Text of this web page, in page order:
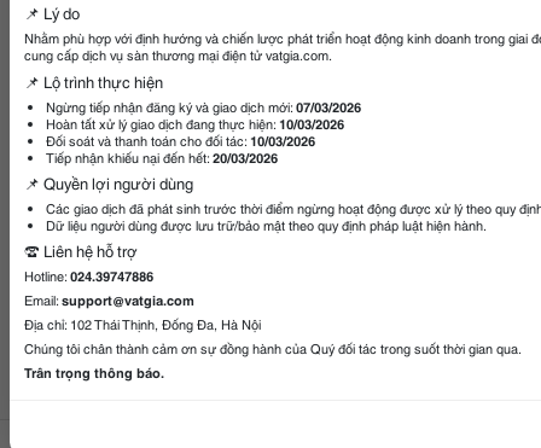
📌 Lý do
Nhằm phù hợp với định hướng và chiến lược phát triển hoạt động kinh doanh trong giai
cung cấp dịch vụ sàn thương mại điện tử vatgia.com.
📌 Lộ trình thực hiện
Ngừng tiếp nhận đăng ký và giao dịch mới:07/03/2026
Hoàn tất xử lý giao dịch đang thực hiện: 10/03/2026
Đối soát và thanh toán cho đối tác: 10/03/2026
Tiếp nhận khiếu nại đến hết:20/03/2026
📌 Quyền lợi người dùng
Các giao dịch đã phát sinh trước thời điểm ngừng hoạt động được xử lý theo quy
Dữ liệu người dùng được lưu trữ/bảo mật theo quy định pháp luật hiện hành.
☎️ Liên hệ hỗ trợ
Hotline:024.39747886
Email:support@vatgia.com
Địa chỉ: 102 Thái Thịnh, Đống Đa, Hà Nội
Chúng tôi chân thành cảm ơn sự đồng hành của Quý đối tác trong suốt thời gian qua.
Trân trọng thông báo.